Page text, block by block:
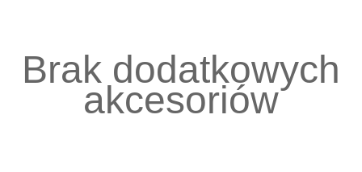
Brak dodatkowych
akcesoriów